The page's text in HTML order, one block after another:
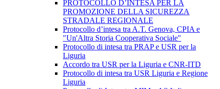
PROTOCOLLO D’INTESA PER LA
PROMOZIONE DELLA SICUREZZA
STRADALE REGIONALE
Protocollo d’intesa tra A.T. Genova, CPIA e
"Un'Altra Storia Cooperativa Sociale"
Protocollo di intesa tra PRAP e USR per la
Liguria
Accordo tra USR per la Liguria e CNR-ITD
Protocollo di intesa tra USR Liguria e Regione
Liguria